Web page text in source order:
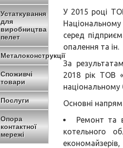
Устаткування
для
виробництва
пелет
Металоконструкції
Споживчі
товари
Послуги
Опора
контактної
мережі
У 2015 році
Національному
серед
опалення та ін.
За
2018 рік ТОВ
національному
Основні
Ремонт та
котельного